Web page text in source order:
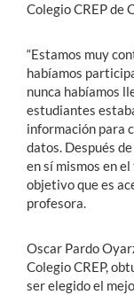
Colegio CREP de
“Estamos muy
habíamos
nunca habíamos
estudiantes
información para
datos. Después
en sí mismos en
objetivo que es
profesora.
Oscar Pardo
Colegio CREP,
ser elegido el